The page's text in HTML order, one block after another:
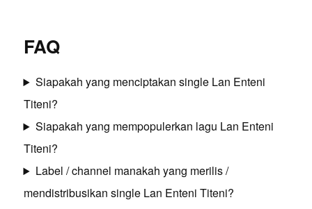
FAQ
Siapakah yang menciptakan single Lan Enteni
Titeni?
Siapakah yang mempopulerkan lagu Lan Enteni
Titeni?
Label / channel manakah yang merilis /
mendistribusikan single Lan Enteni Titeni?